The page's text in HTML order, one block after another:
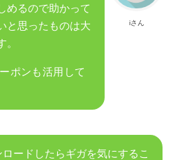
iさん
めるので助かって
と思ったものは大
。
ポンも活用して
ードしたらギガを気にするこ